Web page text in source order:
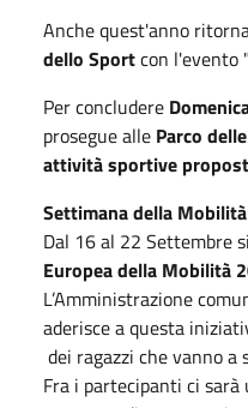
Anche quest'anno
dello Sportcon l'evento "
Per concludere
prosegue alle Parco
attività sportive
Settimana della Mobilità
Dal 16 al 22 Settembre
Europea della Mobilità
L’Amministrazione
aderisce a questa
dei ragazzi che vanno a
Fra i partecipanti ci